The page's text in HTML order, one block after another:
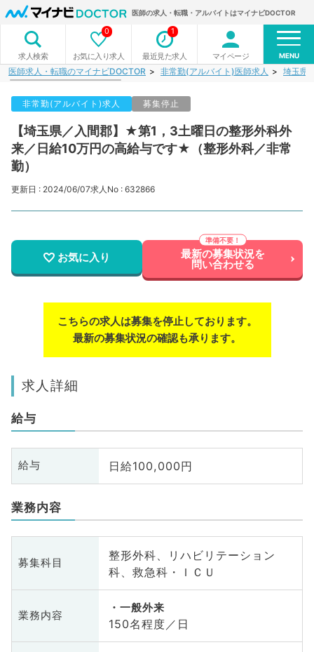
医師の求人・転職・アルバイトはマイナビDOCTOR
求人検索 お気に入り求人
0
最近見た求人
1
マイページ MENU
医師求人・転職のマイナビDOCTOR 非常勤(アルバイト)医師求人 埼玉県
非常勤(アルバイト)求人 募集停止
【埼玉県／入間郡】★第1，3土曜日の整形外科外
来／日給10万円の高給与です★（整形外科／非常
勤）
更新日 : 2024/06/07求人No : 632866
お気に入り 最新の募集状況を
問い合わせる
こちらの求人は募集を停止しております。
最新の募集状況の確認も承ります。
求人詳細
給与
給与 日給100,000円
業務内容
募集科目
整形外科、リハビリテーション
科、救急科・ＩＣＵ
業務内容
一般外来
150名程度／日